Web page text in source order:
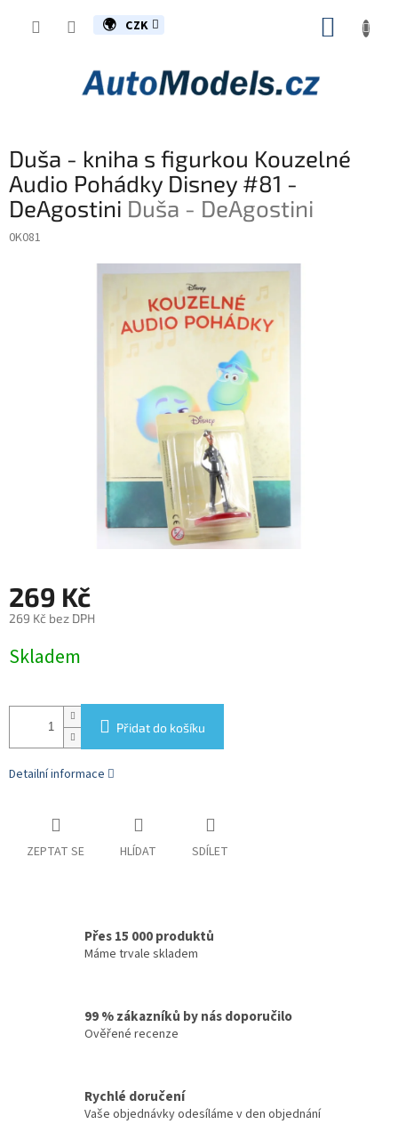
CZK
Duša - kniha s figurkou Kouzelné
Audio Pohádky Disney #81 -
DeAgostini Duša - DeAgostini
0K081
269 Kč
269 Kč bez DPH
cena:
Skladem
Přidat do košíku
Detailní informace
ZEPTAT SE HLÍDAT SDÍLET
Přes 15 000 produktů
Máme trvale skladem
99 % zákazníků by nás doporučilo
Ověřené recenze
Rychlé doručení
Vaše objednávky odesíláme v den objednání